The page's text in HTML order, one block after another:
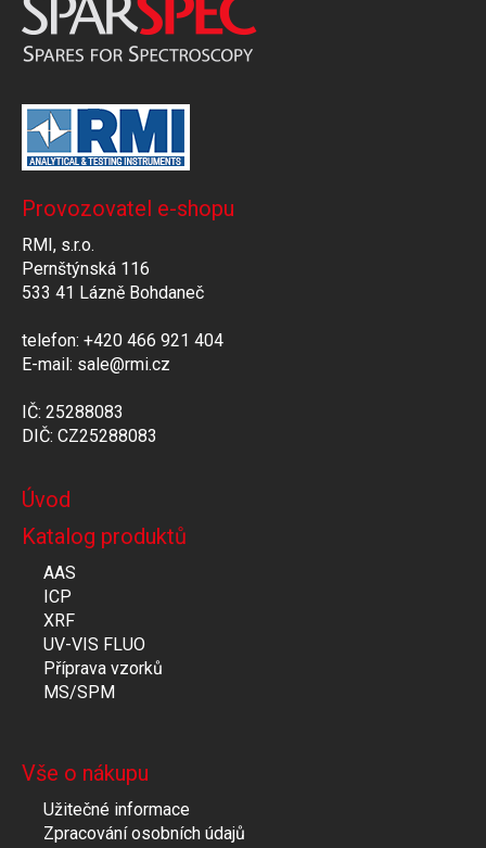
Provozovatel e-shopu
RMI, s.r.o.
Pernštýnská 116
533 41 Lázně Bohdaneč
telefon: +420 466 921 404
E-mail: sale@rmi.cz
IČ: 25288083
DIČ: CZ25288083
Úvod
Katalog produktů
AAS
ICP
XRF
UV-VIS FLUO
Příprava vzorků
MS/SPM
Vše o nákupu
Užitečné informace
Zpracování osobních údajů